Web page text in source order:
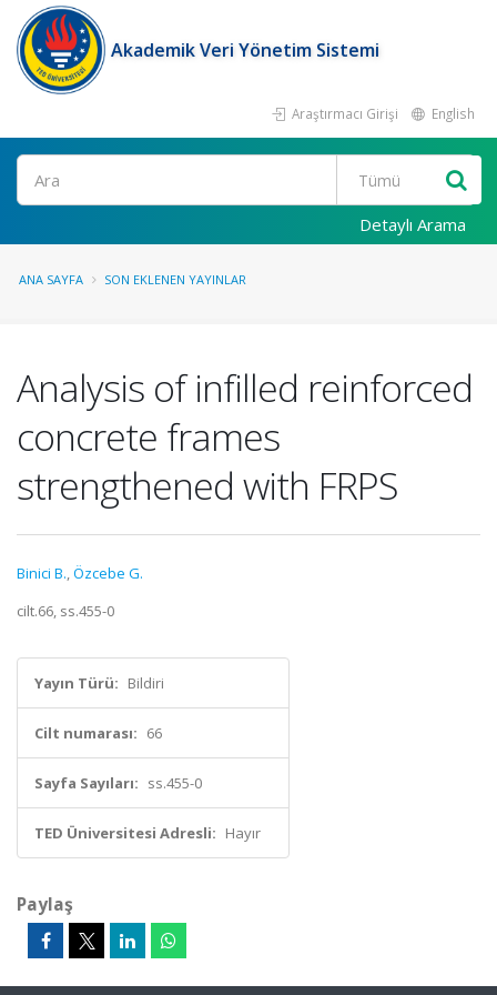
Akademik Veri Yönetim Sistemi
Araştırmacı Girişi English
Ara
Detaylı Arama
ANA SAYFA SON EKLENEN YAYINLAR
Analysis of infilled reinforced
concrete frames
strengthened with FRPS
Binici B.,Özcebe G.
cilt.66, ss.455-0
Yayın Türü: Bildiri
Cilt numarası: 66
Sayfa Sayıları: ss.455-0
TED Üniversitesi Adresli: Hayır
Paylaş